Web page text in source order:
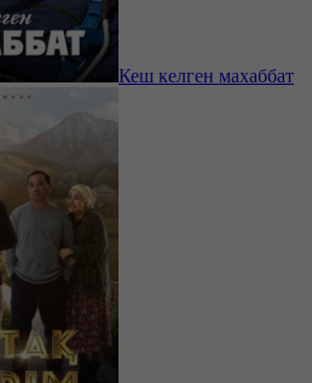
Кеш келген махаббат